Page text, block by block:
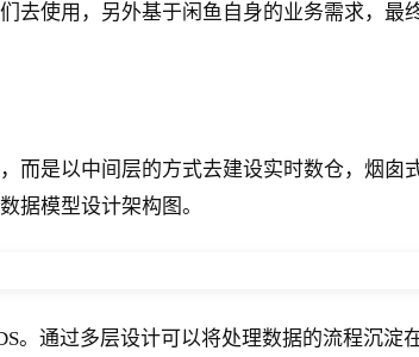
去使用，另外基于闲鱼自身的业务需求，最
是以中间层的方式去建设实时数仓，烟囱
据模型设计架构图。
。通过多层设计可以将处理数据的流程沉淀